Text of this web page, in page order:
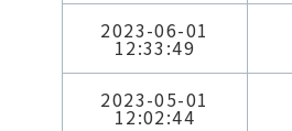
2023-06-01
12:33:49
2023-05-01
12:02:44